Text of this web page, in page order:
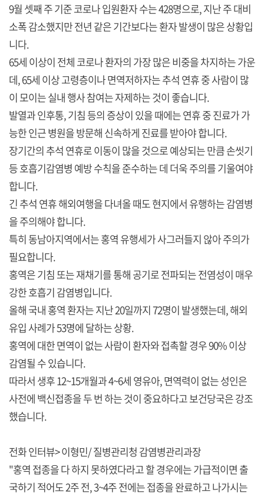
9월 셋째 주 기준 코로나 입원환자 수는 428명으로, 지난 주 대비
소폭 감소했지만 전년 같은 기간보다는 환자 발생이 많은 상황입
니다.
65세 이상이 전체 코로나 환자의 가장 많은 비중을 차지하는 가운
데, 65세 이상 고령층이나 면역저하자는 추석 연휴 중 사람이 많
이 모이는 실내 행사 참여는 자제하는 것이 좋습니다.
발열과 인후통, 기침 등의 증상이 있을 때에는 연휴 중 진료가 가
능한 인근 병원을 방문해 신속하게 진료를 받아야 합니다.
장기간의 추석 연휴로 이동이 많을 것으로 예상되는 만큼 손씻기
등 호흡기감염병 예방 수칙을 준수하는 데 더욱 주의를 기울여야
합니다.
긴 추석 연휴 해외여행을 다녀올 때도 현지에서 유행하는 감염병
을 주의해야 합니다.
특히 동남아지역에서는 홍역 유행세가 사그러들지 않아 주의가
필요합니다.
홍역은 기침 또는 재채기를 통해 공기로 전파되는 전염성이 매우
강한 호흡기 감염병입니다.
올해 국내 홍역 환자는 지난 20일까지 72명이 발생했는데, 해외
유입 사례가 53명에 달하는 상황.
홍역에 대한 면역이 없는 사람이 환자와 접촉할 경우 90% 이상
감염될 수 있습니다.
따라서 생후 12~15개월과 4~6세 영유아, 면역력이 없는 성인은
사전에 백신접종을 두 번 하는 것이 중요하다고 보건당국은 강조
했습니다.
전화 인터뷰> 이형민/ 질병관리청 감염병관리과장
"홍역 접종을 다 하지 못하였다라고 할 경우에는 가급적이면 출
국하기 적어도 2주 전, 3~4주 전에는 접종을 완료하고 나가시는